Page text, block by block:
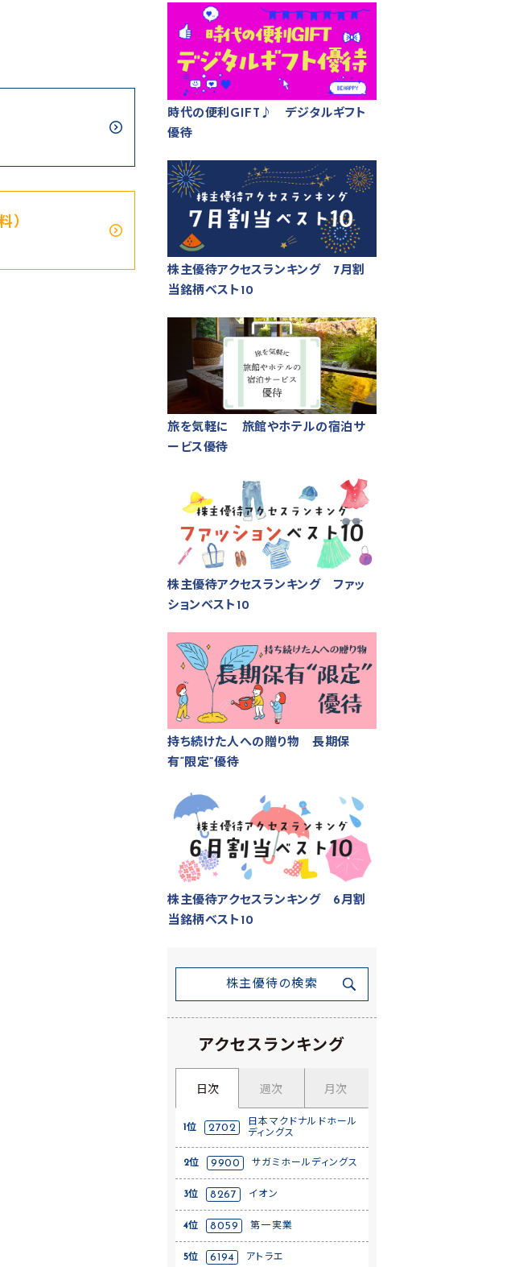
）
時代の便利GIFT♪ デジタルギフト
優待
株主優待アクセスランキング 7月割
当銘柄ベスト10
旅を気軽に 旅館やホテルの宿泊サ
ービス優待
株主優待アクセスランキング ファッ
ションベスト10
持ち続けた人への贈り物 長期保
有“限定”優待
株主優待アクセスランキング 6月割
当銘柄ベスト10
株主優待の検索
アクセスランキング
日次 週次 月次
1位 2702
日本マクドナルドホール
ディングス
2位 9900 サガミホールディングス
3位 8267 イオン
4位 8059 第一実業
5位 6194 アトラエ